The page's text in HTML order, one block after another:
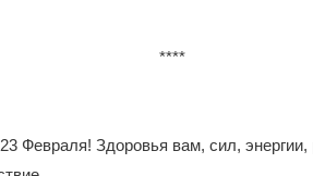
****
Февраля! Здоровья вам, сил,